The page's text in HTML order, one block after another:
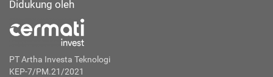
Didukung oleh
PT Artha Investa Teknologi
KEP-7/PM.21/2021